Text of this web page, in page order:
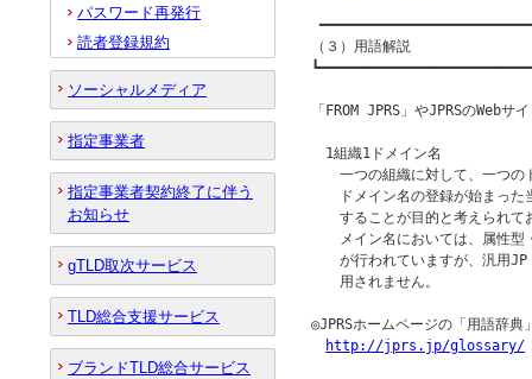
（３）用語解説
「FROM JPRS」やJPRSのWeb
1組織1ドメイン名
一つの組織に対して、一つの
ドメイン名の登録が始まった
することが目的と考えられて
メイン名においては、属性型
が行われていますが、汎用JP
用されません。
◎JPRSホームページの「用語辞典
http://jprs.jp/glossary/
パスワード再発行
読者登録規約
ソーシャルメディア
指定事業者
指定事業者契約終了に伴う
お知らせ
gTLD取次サービス
TLD総合支援サービス
ブランドTLD総合サービス